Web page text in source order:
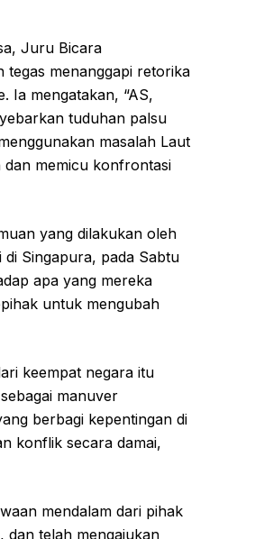
Juru Bicara
tegas menanggapi retorika
Ia mengatakan, “AS,
tuduhan palsu
masalah Laut
memicu konfrontasi
yang dilakukan oleh
Singapura, pada Sabtu
apa yang mereka
untuk mengubah
keempat negara itu
manuver
berbagi kepentingan di
konflik secara damai,
mendalam dari pihak
dan telah mengajukan